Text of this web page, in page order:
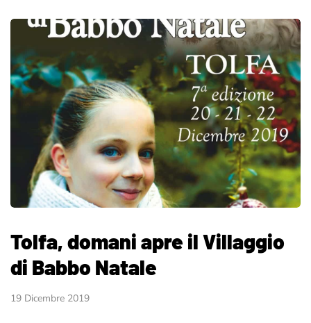
Tolfa, domani apre il Villaggio
di Babbo Natale
19 Dicembre 2019